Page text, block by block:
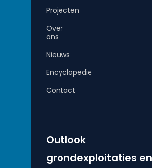
Projecten
Over
ons
Nieuws
Encyclopedie
Contact
Outlook
grondexploitaties en